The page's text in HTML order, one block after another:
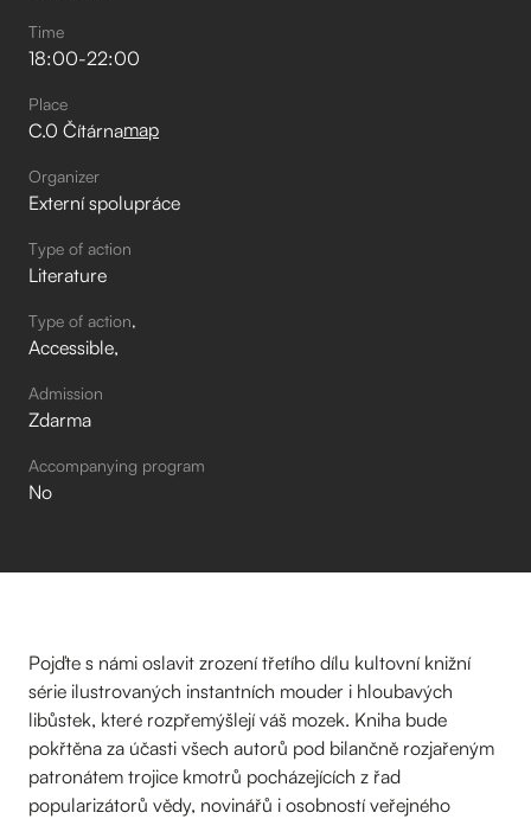
Time
18:00-22:00
Place
C.0 Čítárnamap
Organizer
Externí spolupráce
Type of action
Literature
Type of action
Accessible
Admission
Zdarma
Accompanying program
No
Pojďte s námi oslavit zrození třetího dílu kultovní knižní
série ilustrovaných instantních mouder i hloubavých
libůstek, které rozpřemýšlejí váš mozek. Kniha bude
pokřtěna za účasti všech autorů pod bilančně rozjařeným
patronátem trojice kmotrů pocházejících z řad
popularizátorů vědy, novinářů i osobností veřejného